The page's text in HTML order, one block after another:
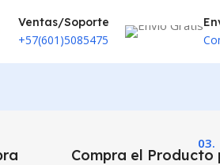
Ventas/Soporte
+57(601)5085475
03.
Compra el Producto